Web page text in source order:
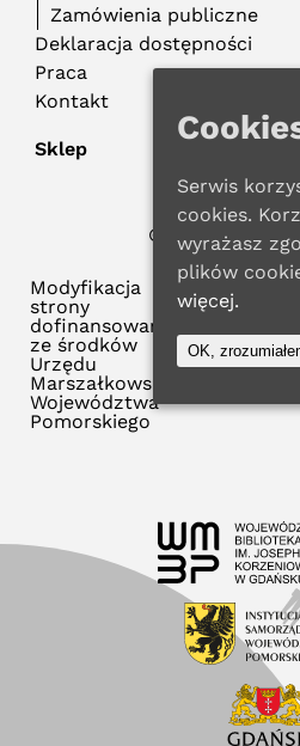
Zamówienia publiczne
Deklaracja dostępności
Praca
Kontakt
Sklep
© 2024 WMBP
Polityka
Modyfikacja
strony
dofinansowana
ze środków
Urzędu
Marszałkowskiego
Województwa
Pomorskiego
Serwis
cookies.
wyrażasz
plików
więcej.
OK,